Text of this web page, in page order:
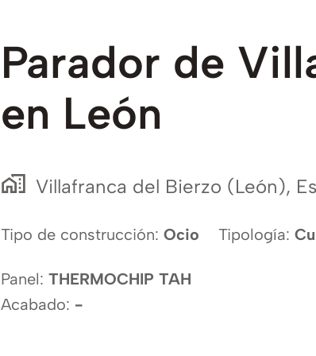
Parador de
en León
Villafranca del Bierzo (León),
Tipo de construcción: Ocio Tipología:
Panel: THERMOCHIP TAH
Acabado: -